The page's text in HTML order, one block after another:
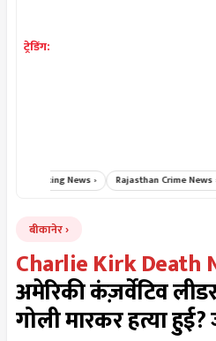
ट्रेडिंग:
Breaking News › Rajasthan Crime News ›
बीकानेर
Charlie Kirk Death
अमेरिकी कंज़र्वेटिव
गोली मारकर हत्या